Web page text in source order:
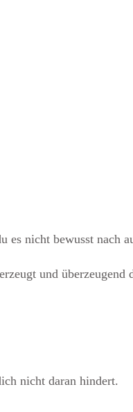
es nicht bewusst nach
und überzeugend
nicht daran hindert.